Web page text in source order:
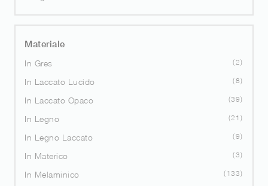
Materiale
In Gres
2
In Laccato Lucido 8
In Laccato Opaco 39
In Legno 21
In Legno Laccato 9
In Materico 3
In Melaminico 133